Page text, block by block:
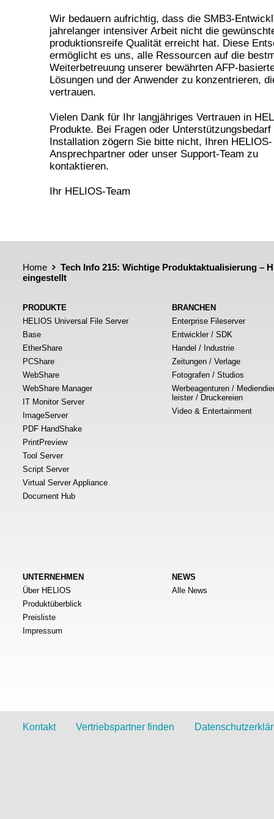
Wir bedauern aufrichtig, dass die SMB3-
jahrelanger intensiver Arbeit nicht die
produktionsreife Qualität erreicht hat. Diese
ermöglicht es uns, alle Ressourcen auf die
Weiterbetreuung unserer bewährten AFP-
Lösungen und der Anwender zu konzentrieren,
vertrauen.
Vielen Dank für Ihr langjähriges Vertrauen in
Produkte. Bei Fragen oder
Installation zögern Sie bitte nicht, Ihren HELIOS-
Ansprechpartner oder unser Support-Team zu
kontaktieren.
Ihr HELIOS-Team
Home
Tech Info 215: Wichtige Produktaktualisierung –
eingestellt
PRODUKTE
HELIOS Universal File Server
Base
EtherShare
PCShare
WebShare
WebShare Manager
IT Monitor Server
ImageServer
PDF HandShake
PrintPreview
Tool Server
Script Server
Virtual Server Appliance
Document Hub
BRANCHEN
Enterprise Fileserver
Entwickler / SDK
Handel / Industrie
Zeitungen / Verlage
Fotografen / Studios
Werbeagenturen /
leister / Druckereien
Video & Entertainment
UNTERNEHMEN
Über HELIOS
Produktüberblick
Preisliste
Impressum
NEWS
Alle News
Kontakt Vertriebspartner finden